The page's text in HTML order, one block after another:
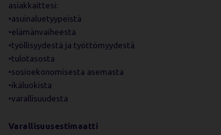
asiakkaittesi:
•asuinaluetyypeistä
•elämänvaiheesta
•työllisyydestä ja työttömyydestä
•tulotasosta
•sosioekonomisesta asemasta
•ikäluokista
•varallisuudesta
Varallisuusestimaatti